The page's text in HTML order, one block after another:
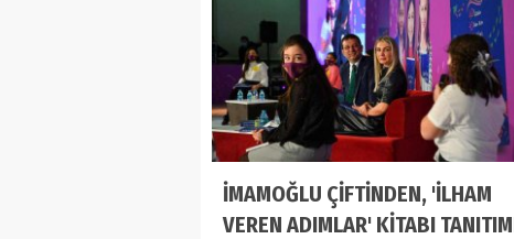
İMAMOĞLU ÇİFTİNDEN, 'İLHAM
VEREN ADIMLAR' KİTABI